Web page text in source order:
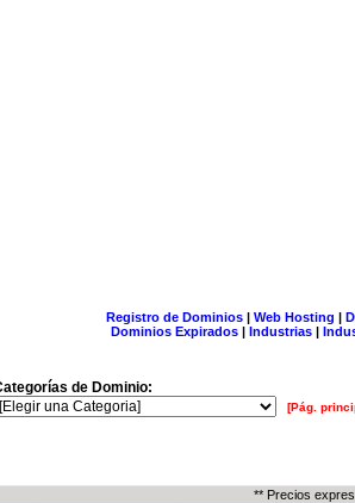
Registro de Dominios| Web Hosting |
Dominios Expirados | Industrias |
de Dominio:
[Pág.
** Precios